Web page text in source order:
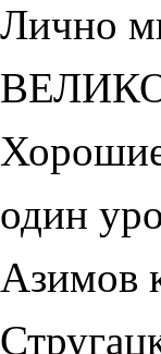
Лично
один
Азимов